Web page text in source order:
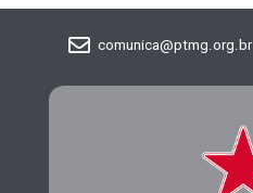
comunica@ptmg.org.br